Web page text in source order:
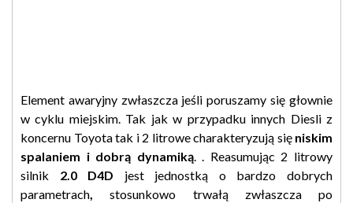
Element awaryjny zwłaszcza jeśli poruszamy się głownie
w cyklu miejskim. Tak jak w przypadku innych Diesli z
koncernu Toyota tak i 2 litrowe charakteryzują się niskim
spalaniem i dobrą dynamiką. . Reasumując 2 litrowy
silnik 2.0 D4D jest jednostką o bardzo dobrych
parametrach
stosunkowo trwałą zwłaszcza po